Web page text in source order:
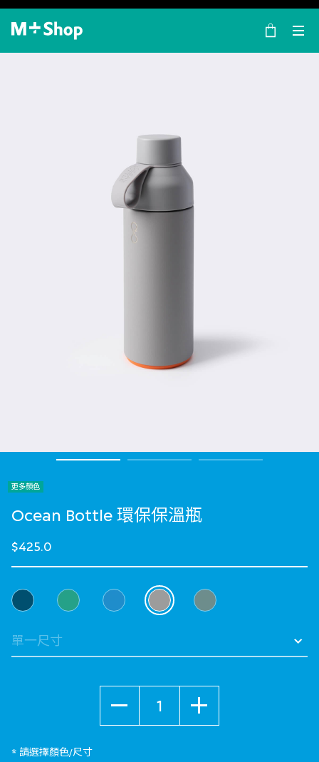
×
M+ Shop
更多顏色
Ocean Bottle 環保保溫瓶
$425.0
選擇 顏色
selected
* 請選擇顏色/尺寸